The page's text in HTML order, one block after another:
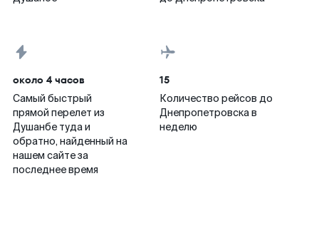
около 4 часов
Самый быстрый
прямой перелет из
Душанбе туда и
обратно, найденный на
нашем сайте за
последнее время
15
Количество рейсов до
Днепропетровска в
неделю